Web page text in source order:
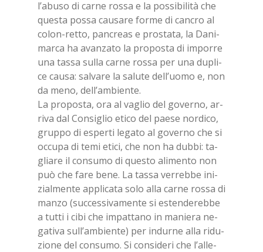
l’a­bu­so di car­ne ros­sa e la pos­si­bi­li­tà che
que­sta pos­sa cau­sa­re for­me di can­cro al
co­lon-ret­to, pan­creas e pro­sta­ta, la Da­ni­
mar­ca ha avan­za­to la pro­po­sta di im­por­re
una tas­sa sul­la car­ne ros­sa per una du­pli­
ce cau­sa: sal­va­re la sa­lu­te del­l’uo­mo e, non
da meno, del­l’am­bien­te.
La pro­po­sta, ora al va­glio del go­ver­no, ar­
ri­va dal Con­si­glio eti­co del pae­se nor­di­co,
grup­po di esper­ti le­ga­to al go­ver­no che si
oc­cu­pa di temi eti­ci, che non ha dub­bi: ta­
glia­re il con­su­mo di que­sto ali­men­to non
può che fare bene. La tas­sa ver­reb­be ini­
zial­men­te ap­pli­ca­ta solo alla car­ne ros­sa di
man­zo (suc­ces­si­va­men­te si esten­de­reb­be
a tut­ti i cibi che im­pat­ta­no in ma­nie­ra ne­
ga­ti­va sul­l’am­bien­te) per in­dur­ne alla ri­du­
zio­ne del con­su­mo. Si con­si­de­ri che l’al­le­